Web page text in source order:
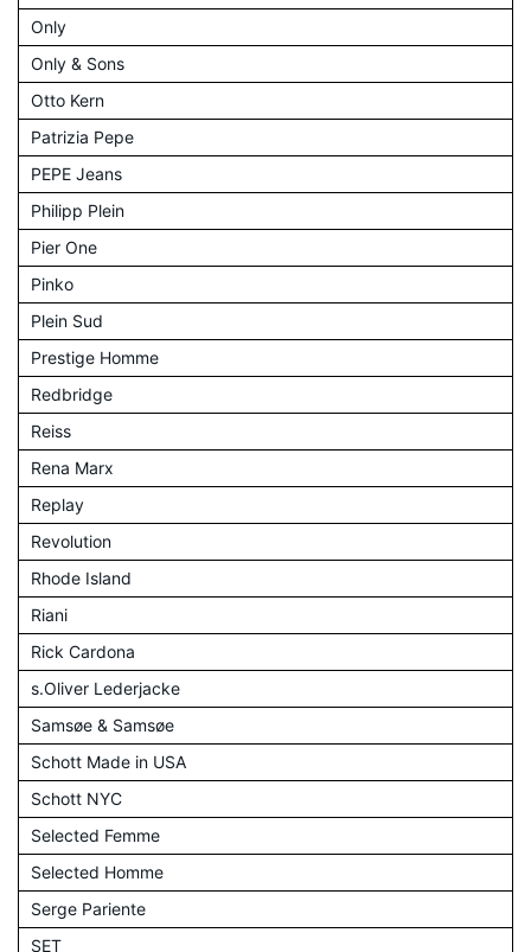
Only
Only & Sons
Otto Kern
Patrizia Pepe
PEPE Jeans
Philipp Plein
Pier One
Pinko
Plein Sud
Prestige Homme
Redbridge
Reiss
Rena Marx
Replay
Revolution
Rhode Island
Riani
Rick Cardona
s.Oliver Lederjacke
Samsøe & Samsøe
Schott Made in USA
Schott NYC
Selected Femme
Selected Homme
Serge Pariente
SET